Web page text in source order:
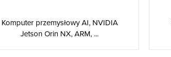
Komputer przemysłowy AI, NVIDIA
Jetson Orin NX, ARM, ...